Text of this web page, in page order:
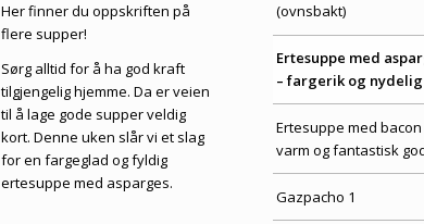
Her finner du oppskriften på
flere supper!
Sørg alltid for å ha god kraft
tilgjengelig hjemme. Da er veien
til å lage gode supper veldig
kort. Denne uken slår vi et slag
for en fargeglad og fyldig
ertesuppe med asparges.
(ovnsbakt)
Ertesuppe med
– fargerik og nydelig
Ertesuppe med bacon
varm og fantastisk
Gazpacho 1